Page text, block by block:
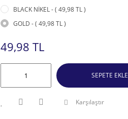
BLACK NİKEL - ( 49,98 TL )
GOLD - ( 49,98 TL )
49,98 TL
SEPETE EKLE
Karşılaştır